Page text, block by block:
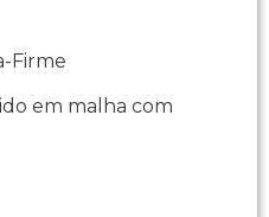
Firme
em malha com